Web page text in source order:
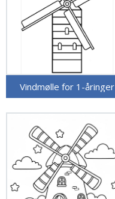
Vindmølle for 1-åringer